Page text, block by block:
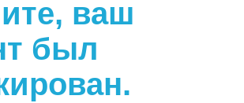
ваш
был